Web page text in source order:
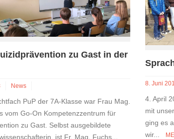
zu Gast in der
News
PuP der 7A-Klasse war Frau Mag.
vom Go-On Kompetenzzentrum für
zu Gast. Selbst ausgebildete
ist Fr. Mag. Fuchs...
8. Juni
4. April
mit
ging es
wir...